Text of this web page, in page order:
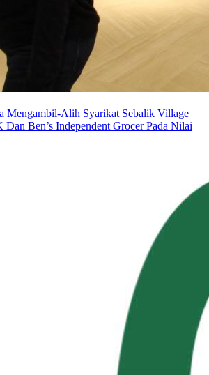
Mengambil-Alih Syarikat Sebalik Village
Dan Ben’s Independent Grocer Pada Nilai